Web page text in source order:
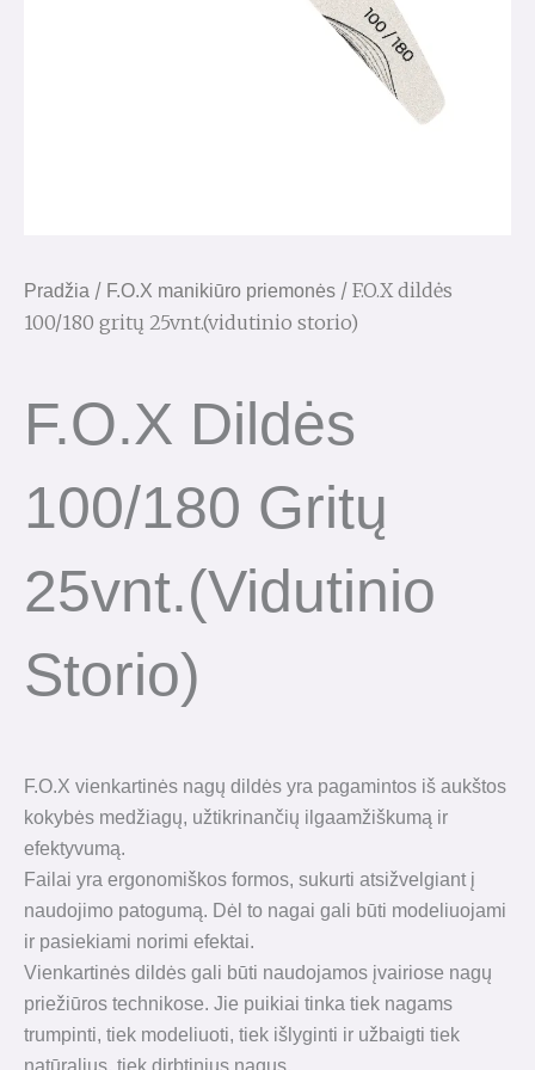
Pradžia / F.O.X manikiūro priemonės / F.O.X dildės
100/180 gritų 25vnt.(vidutinio storio)
F.O.X Dildės
100/180 Gritų
25vnt.(vidutinio
Storio)
F.O.X vienkartinės nagų dildės yra pagamintos iš aukštos
kokybės medžiagų, užtikrinančių ilgaamžiškumą ir
efektyvumą.
Failai yra ergonomiškos formos, sukurti atsižvelgiant į
naudojimo patogumą. Dėl to nagai gali būti modeliuojami
ir pasiekiami norimi efektai.
Vienkartinės dildės gali būti naudojamos įvairiose nagų
priežiūros technikose. Jie puikiai tinka tiek nagams
trumpinti, tiek modeliuoti, tiek išlyginti ir užbaigti tiek
natūralius, tiek dirbtinius nagus.